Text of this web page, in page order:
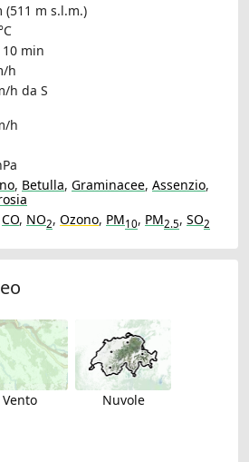
(511 m s.l.m.)
min
h
h da S
h
, Betulla, Graminacee, Assenzio,
CO, NO2, Ozono, PM10, PM2.5, SO2
Vento Nuvole